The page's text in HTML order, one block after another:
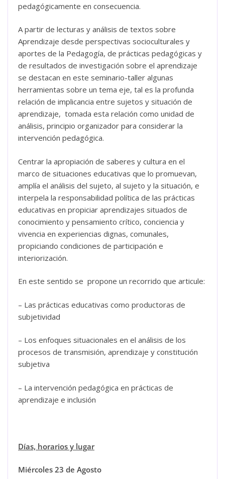
pedagógicamente en consecuencia.
A partir de lecturas y análisis de textos sobre
Aprendizaje desde perspectivas socioculturales y
aportes de la Pedagogía, de prácticas pedagógicas y
de resultados de investigación sobre el aprendizaje
se destacan en este seminario-taller algunas
herramientas sobre un tema eje, tal es la profunda
relación de implicancia entre sujetos y situación de
aprendizaje, tomada esta relación como unidad de
análisis, principio organizador para considerar la
intervención pedagógica.
Centrar la apropiación de saberes y cultura en el
marco de situaciones educativas que lo promuevan,
amplía el análisis del sujeto, al sujeto y la situación, e
interpela la responsabilidad política de las prácticas
educativas en propiciar aprendizajes situados de
conocimiento y pensamiento crítico, conciencia y
vivencia en experiencias dignas, comunales,
propiciando condiciones de participación e
interiorización.
En este sentido se propone un recorrido que articule:
– Las prácticas educativas como productoras de
subjetividad
– Los enfoques situacionales en el análisis de los
procesos de transmisión, aprendizaje y constitución
subjetiva
– La intervención pedagógica en prácticas de
aprendizaje e inclusión
Días, horarios y lugar
Miércoles 23 de Agosto